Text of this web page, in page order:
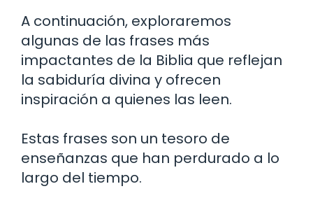
A continuación, exploraremos
algunas de las frases más
impactantes de la Biblia que reflejan
la sabiduría divina y ofrecen
inspiración a quienes las leen.
Estas frases son un tesoro de
enseñanzas que han perdurado a lo
largo del tiempo.